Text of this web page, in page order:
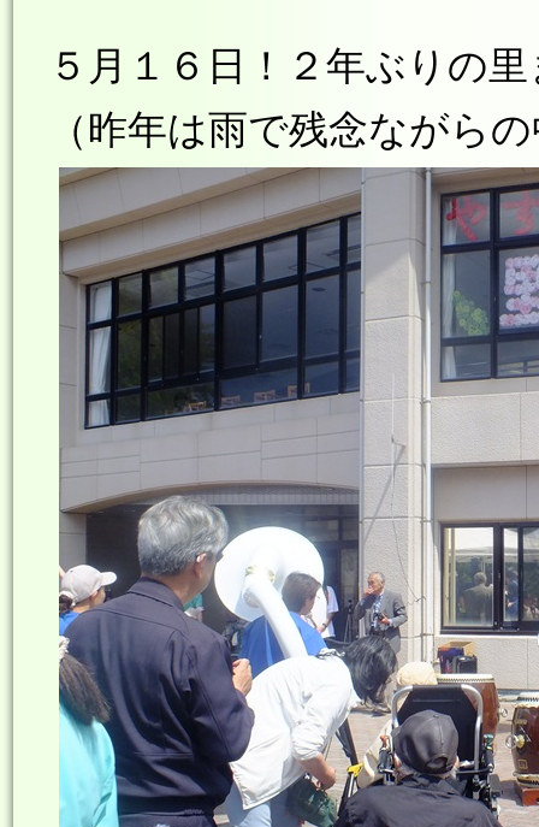
５月１６日！２年ぶりの
（昨年は雨で残念ながら